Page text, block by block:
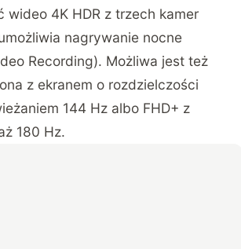
wideo 4K HDR z trzech kamer
nagrywanie nocne
Recording). Możliwa jest też
z ekranem o rozdzielczości
144 Hz albo FHD+ z
180 Hz.